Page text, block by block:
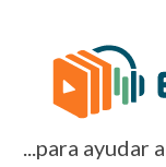
...para ayudar